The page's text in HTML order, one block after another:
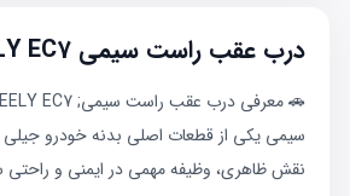
درب عقب راست سیمی GEELY EC7
نقش ظاهری، وظیفه مهمی در ایمنی و راحتی